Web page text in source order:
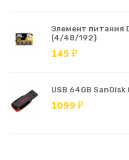
Элемент питания
(4/48/192)
145 ₽
USB 64GB
1099 ₽